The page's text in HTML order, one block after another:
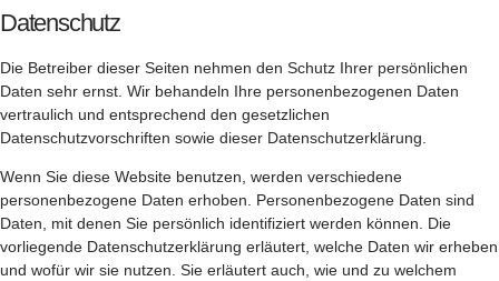
Datenschutz
Die Betreiber dieser Seiten nehmen den Schutz Ihrer persönlichen
Daten sehr ernst. Wir behandeln Ihre personenbezogenen Daten
vertraulich und entsprechend den gesetzlichen
Datenschutzvorschriften sowie dieser Datenschutzerklärung.
Wenn Sie diese Website benutzen, werden verschiedene
personenbezogene Daten erhoben. Personenbezogene Daten sind
Daten, mit denen Sie persönlich identifiziert werden können. Die
vorliegende Datenschutzerklärung erläutert, welche Daten wir erheben
und wofür wir sie nutzen. Sie erläutert auch, wie und zu welchem